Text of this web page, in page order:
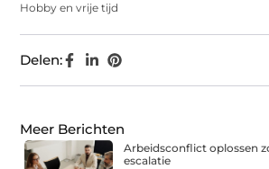
Hobby en vrije tijd
Delen:
Meer Berichten
Arbeidsconflict oplossen
escalatie